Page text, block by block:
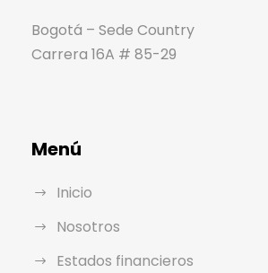
Bogotá – Sede Country
Carrera 16A # 85-29
Menú
Inicio
Nosotros
Estados financieros